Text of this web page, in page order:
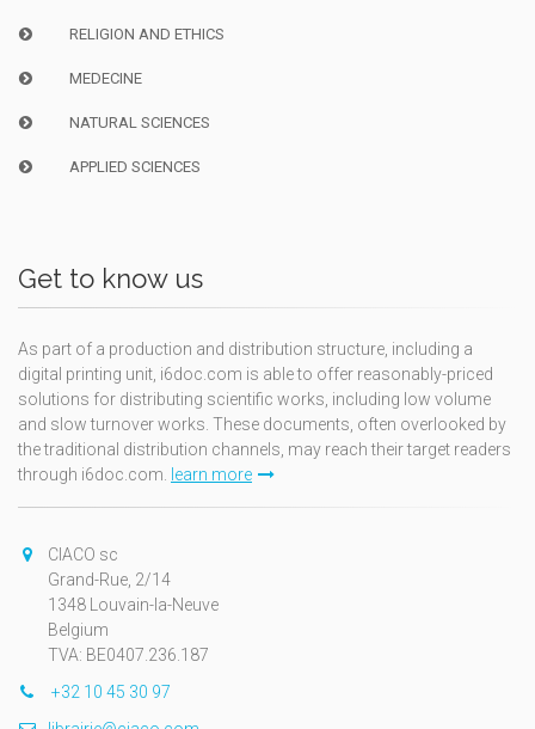
RELIGION AND ETHICS
MEDECINE
NATURAL SCIENCES
APPLIED SCIENCES
Get to know us
As part of a production and distribution structure, including a
digital printing unit, i6doc.com is able to offer reasonably-priced
solutions for distributing scientific works, including low volume
and slow turnover works. These documents, often overlooked by
the traditional distribution channels, may reach their target readers
through i6doc.com.
learn more
CIACO sc
Grand-Rue, 2/14
1348 Louvain-la-Neuve
Belgium
TVA: BE0407.236.187
+32 10 45 30 97